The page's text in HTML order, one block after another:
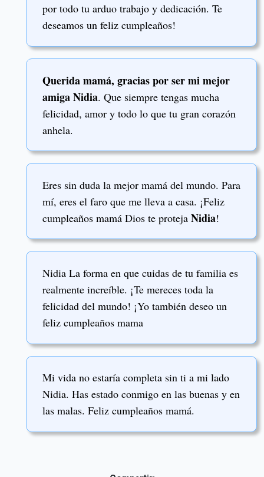
por todo tu arduo trabajo y dedicación. Te
deseamos un feliz cumpleaños!
Querida mamá, gracias por ser mi mejor
amiga Nidia. Que siempre tengas mucha
felicidad, amor y todo lo que tu gran corazón
anhela.
Eres sin duda la mejor mamá del mundo. Para
mí, eres el faro que me lleva a casa. ¡Feliz
cumpleaños mamá Dios te proteja Nidia!
Nidia La forma en que cuidas de tu familia es
realmente increíble. ¡Te mereces toda la
felicidad del mundo! ¡Yo también deseo un
feliz cumpleaños mama
Mi vida no estaría completa sin ti a mi lado
Nidia. Has estado conmigo en las buenas y en
las malas. Feliz cumpleaños mamá.